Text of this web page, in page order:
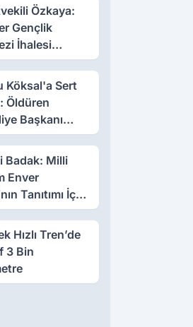
Özkaya:
Gençlik
İhalesi
Köksal'a Sert
Öldüren
Başkanı
Badak: Milli
Enver
Tanıtımı İçin
Göstermeli
Hızlı Tren’de
3 Bin